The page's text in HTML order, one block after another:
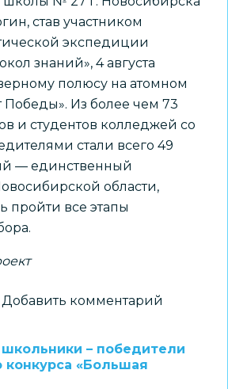
став участником
экспедиции
знаний», 4 августа
полюсу на атомном
Победы». Из более чем 73
и студентов колледжей со
стали всего 49
— единственный
области,
пройти все этапы
Добавить комментарий
– победители
конкурса «Большая